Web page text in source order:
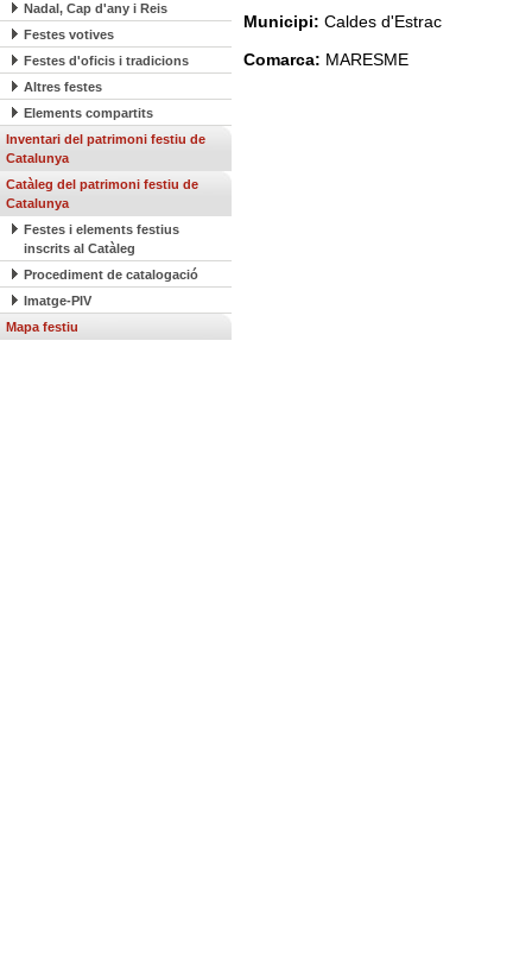
Nadal, Cap d'any i Reis
Festes votives
Festes d'oficis i tradicions
Altres festes
Elements compartits
Inventari del patrimoni festiu de
Catalunya
Catàleg del patrimoni festiu de
Catalunya
Festes i elements festius
inscrits al Catàleg
Procediment de catalogació
Imatge-PIV
Mapa festiu
Municipi: Caldes d'Estrac
Comarca: MARESME